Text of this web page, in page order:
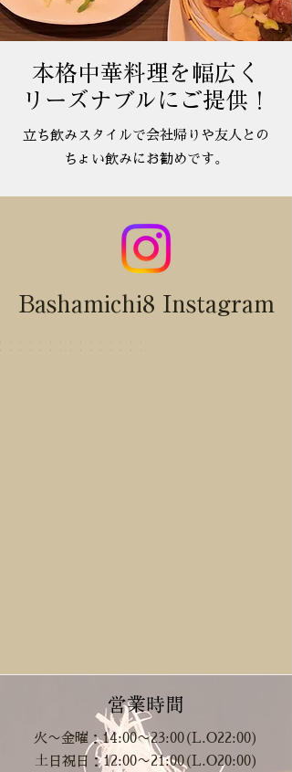
本格中華料理を幅広く
​リーズナブルにご提供！
​立ち飲みスタイルで会社帰りや友人との
ちょい飲みにお勧めです。
Bashamichi8 Instagram
​​営業時間
火〜金曜：14:00〜23:00(L.O22:00)
土日祝日：12:00〜21:00(L.O20:00)